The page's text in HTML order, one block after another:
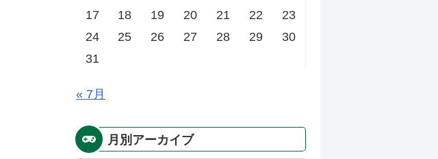
17
18 19 20 21 22
23
24
25 26 27 28 29
30
31
« 7月
月別アーカイブ